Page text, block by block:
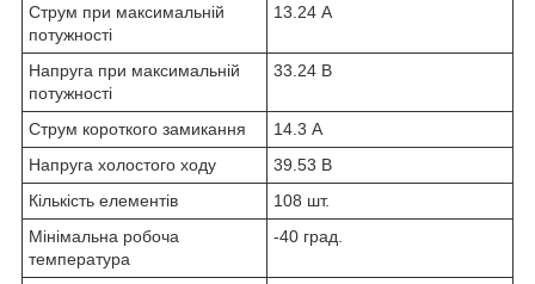
Струм при максимальній
потужності
13.24 А
Напруга при максимальній
потужності
33.24 В
Струм короткого замикання
14.3 А
Напруга холостого ходу
39.53 В
Кількість елементів
108 шт.
Мінімальна робоча
температура
-40 град.